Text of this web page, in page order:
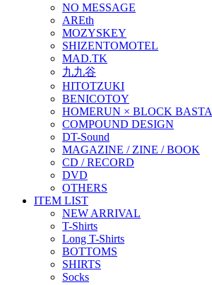
NO MESSAGE
AREth
MOZYSKEY
SHIZENTOMOTEL
MAD.TK
九九谷
HITOTZUKI
BENICOTOY
HOMERUN × BLOCK BASTA
COMPOUND DESIGN
DT-Sound
MAGAZINE / ZINE / BOOK
CD / RECORD
DVD
OTHERS
ITEM LIST
NEW ARRIVAL
T-Shirts
Long T-Shirts
BOTTOMS
SHIRTS
Socks